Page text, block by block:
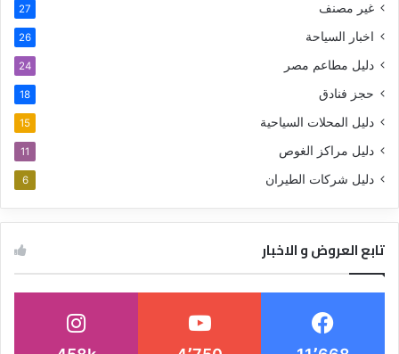
غير مصنف 27
اخبار السياحة 26
دليل مطاعم مصر 24
حجز فنادق 18
دليل المحلات السياحية 15
دليل مراكز الغوص 11
دليل شركات الطيران 6
تابع العروض و الاخبار